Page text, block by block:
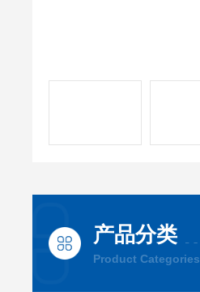
产品分类
Product Categories